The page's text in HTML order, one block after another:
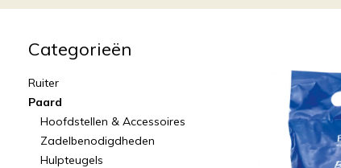
Categorieën
Ruiter
Paard
Hoofdstellen & Accessoires
Zadelbenodigdheden
Hulpteugels